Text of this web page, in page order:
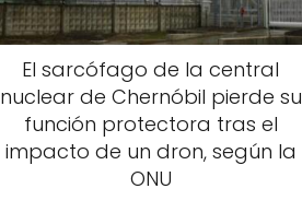
El sarcófago de la central
nuclear de Chernóbil pierde su
función protectora tras el
impacto de un dron, según la
ONU